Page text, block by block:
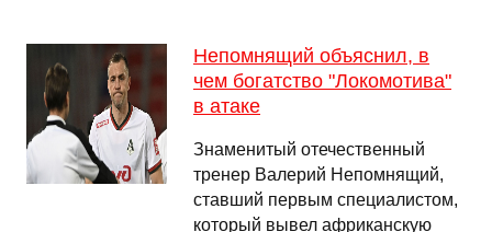
Непомнящий объяснил, в
чем богатство "Локомотива"
в атаке
Знаменитый отечественный
тренер Валерий Непомнящий,
ставший первым специалистом,
который вывел африканскую